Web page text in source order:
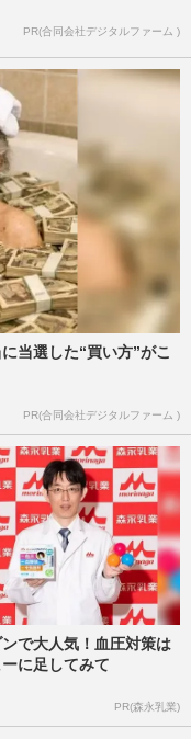
PR(合同会社デジタルファーム )
当選した“買い方”がこ
PR(合同会社デジタルファーム )
で大人気！血圧対策は
に足してみて
PR(森永乳業)